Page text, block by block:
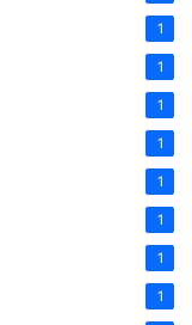
1
1
1
1
1
1
1
1